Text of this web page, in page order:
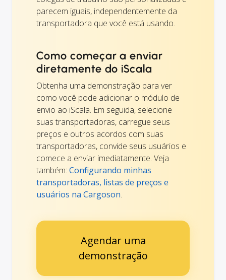
parecem iguais, independentemente da
transportadora que você está usando.
Como começar a enviar
diretamente do iScala
Obtenha uma demonstração para ver
como você pode adicionar o módulo de
envio ao iScala. Em seguida, selecione
suas transportadoras, carregue seus
preços e outros acordos com suas
transportadoras, convide seus usuários e
comece a enviar imediatamente. Veja
também: Configurando minhas
transportadoras, listas de preços e
usuários na Cargoson.
Agendar uma
demonstração